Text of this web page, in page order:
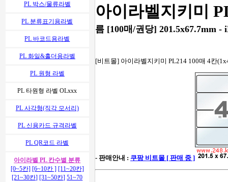
PL 박스/물류라벨
PL 분류표기용라벨
PL 바코드용라벨
PL 화일&홀더용라벨
PL 원형 라벨
PL 타원형 라벨 OLxxx
PL 사각형(직각 모서리)
PL 신용카드 규격라벨
PL QR코드 라벨
아이라벨 PL 칸수별 분류
[0~5칸] [6~10칸 ] [11~20칸]
[21~30칸] [31~50칸] 51~70
아이라벨지키미
름 [100매/권당] 201.5x67.7mm -
[비트몰] 아이라벨지키미 PL214 100매 4칸
- 판매안내 : 쿠팡 비트몰 [ 판매 중 ]